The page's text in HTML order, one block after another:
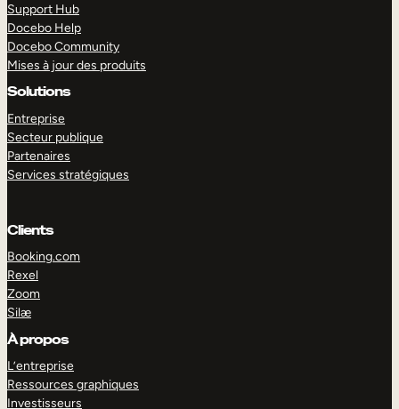
Support Hub
Docebo Help
Docebo Community
Mises à jour des produits
Solutions
Entreprise
Secteur publique
Partenaires
Services stratégiques
Clients
Booking.com
Rexel
Zoom
Silæ
À propos
L’entreprise
Ressources graphiques
Investisseurs